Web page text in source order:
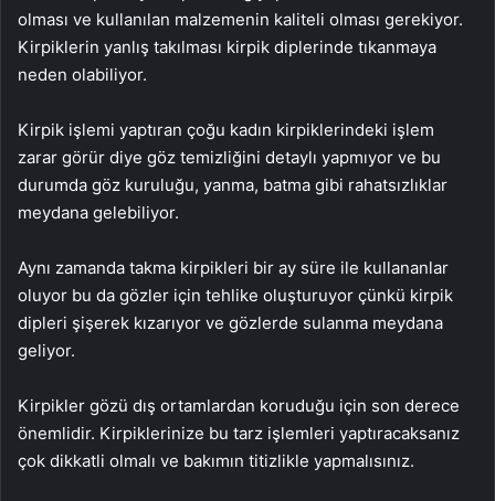
olması ve kullanılan malzemenin kaliteli olması gerekiyor.
Kirpiklerin yanlış takılması kirpik diplerinde tıkanmaya
neden olabiliyor.
Kirpik işlemi yaptıran çoğu kadın kirpiklerindeki işlem
zarar görür diye göz temizliğini detaylı yapmıyor ve bu
durumda göz kuruluğu, yanma, batma gibi rahatsızlıklar
meydana gelebiliyor.
Aynı zamanda takma kirpikleri bir ay süre ile kullananlar
oluyor bu da gözler için tehlike oluşturuyor çünkü kirpik
dipleri şişerek kızarıyor ve gözlerde sulanma meydana
geliyor.
Kirpikler gözü dış ortamlardan koruduğu için son derece
önemlidir. Kirpiklerinize bu tarz işlemleri yaptıracaksanız
çok dikkatli olmalı ve bakımın titizlikle yapmalısınız.